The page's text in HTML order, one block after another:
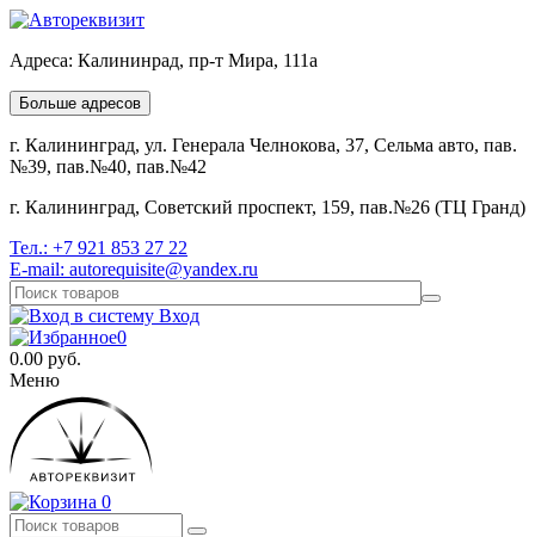
Адреса: Калининрад, пр-т Мира, 111а
Больше адресов
г. Калининград, ул. Генерала Челнокова, 37, Сельма авто, пав.
№39, пав.№40, пав.№42
г. Калининград, Советский проспект, 159, пав.№26 (ТЦ Гранд)
Тел.: +7 921 853 27 22
E-mail: autorequisite@yandex.ru
Вход
0
0.00 руб.
Меню
0